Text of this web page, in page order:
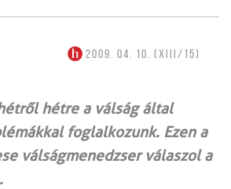
2009. 04. 10. (XIII/15)
hétre a válság által
foglalkozunk. Ezen a
válság­menedzser válaszol a